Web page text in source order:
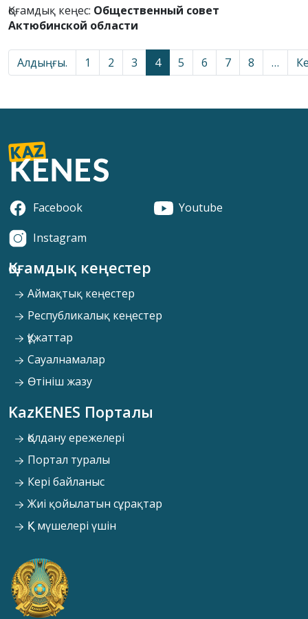
Қоғамдық кеңес: Общественный совет
Актюбинской области
Алдыңғы. 1 2 3 4 5 6 7 8 …
Facebook
Youtube
Instagram
Қоғамдық кеңестер
Аймақтық кеңестер
Республикалық кеңестер
Құжаттар
Сауалнамалар
Өтініш жазу
KazKENES Порталы
Қолдану ережелері
Портал туралы
Кері байланыс
Жиі қойылатын сұрақтар
ҚК мүшелері үшін